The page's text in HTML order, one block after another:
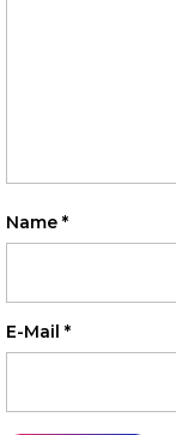
Name *
E-Mail *